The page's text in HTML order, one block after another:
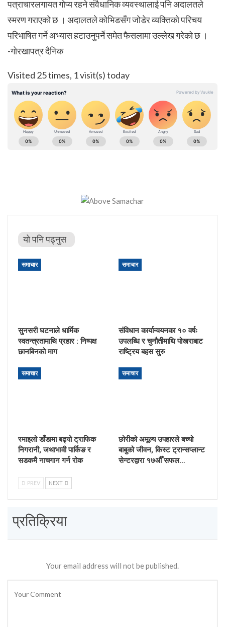
पत्राचारलगायत गोप्य रहने संवैधानिक व्यवस्थालाई पनि अदालतले
स्मरण गराएको छ । अदालतले कोभिडसँग जोडेर व्यक्तिको परिचय
परिभाषित गर्ने अभ्यास हटाउनुपर्ने समेत फैसलामा उल्लेख गरेको छ ।
-गोरखापत्र दैनिक
Visited 25 times, 1 visit(s) today
यो पनि पढ्नुस
समाचार
सुनसरी घटनाले धार्मिक
स्वतन्त्रतामाथि प्रहार : निष्पक्ष
छानबिनको माग
समाचार
संविधान कार्यान्वयनका १० वर्षः
उपलब्धि र चुनौतीमाथि पोखराबाट
राष्ट्रिय बहस सुरु
समाचार
रमाइलो डाँडामा बढ्यो ट्राफिक
निगरानी, जथाभावी पार्किङ र
सडकमै नाचगान गर्न रोक
समाचार
छोरीको अमूल्य उपहारले बच्यो
बाबुको जीवन, किस्ट ट्रान्सप्लान्ट
सेन्टरद्वारा १७औँ सफल…
PREV NEXT
प्रतिक्रिया
Your email address will not be published.